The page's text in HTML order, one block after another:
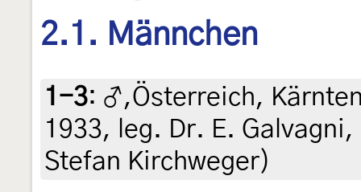
2.1. Männchen
1-3: ♂,Österreich,
1933, leg. Dr. E.
Stefan Kirchweger)